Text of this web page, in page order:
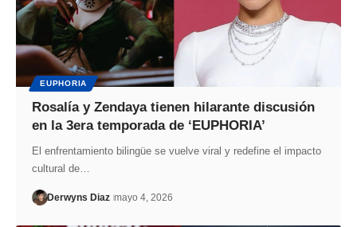
EUPHORIA
Rosalía y Zendaya tienen hilarante discusión
en la 3era temporada de ‘EUPHORIA’
El enfrentamiento bilingüe se vuelve viral y redefine el impacto
cultural de…
Derwyns Diaz mayo 4, 2026